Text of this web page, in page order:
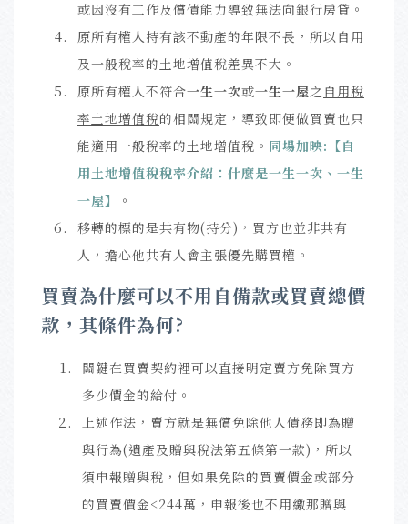
或因沒有工作及償債能力導致無法向銀行房貸。
原所有權人持有該不動產的年限不長，所以自用
及一般稅率的土地增值稅差異不大。
原所有權人不符合一生一次或一生一屋之 自用稅
率土地增值稅的相關規定，導致即便做買賣也只
能適用一般稅率的土地增值稅 。 同場加映: 【自
用土地增值稅稅率介紹：什麼是一生一次、一生
一屋】
。
移轉的標的是共有物(持分)，買方也並非共有
人，擔心他共有人會主張優先購買權。
買賣為什麼可以不用自備款或買賣總價
款，其條件為何?
關鍵在買賣契約裡可以直接明定賣方免除買方
多少價金的給付。
上述作法，賣方就是無償免除他人債務即為贈
與行為(遺產及贈與稅法第五條第一款)，所以
須申報贈與稅，但如果免除的買賣價金或部分
的買賣價金<244萬，申報後也不用繳那贈與